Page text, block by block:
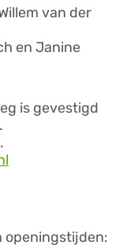
van der
en Janine
is gevestigd
.
openingstijden: